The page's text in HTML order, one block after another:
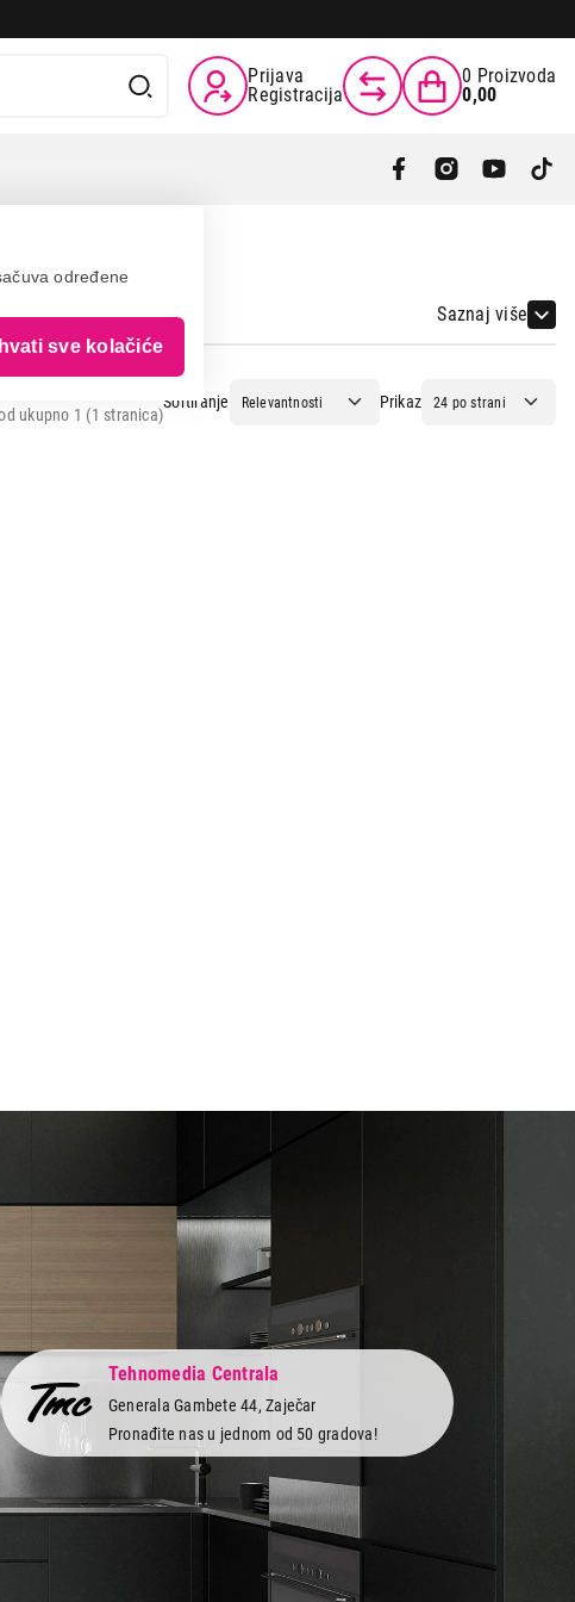
određene
sve kolačiće
Prijava
Registracija
0 Proizvoda
0,00
Saznaj više
Sortiranje Prikaz
ukupno 1 (1 stranica)
Tehnomedia Centrala
Generala Gambete 44, Zaječar
Pronađite nas u jednom od 50 gradova!
Newsletter